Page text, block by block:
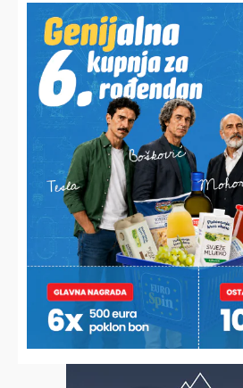
BRIGA O GRADSKOJ BAŠTINI
Esterova 19 pred otvorenjem,
poznate zgrade u centru
OD RADA I TRUDA OSTALE SU SAMO
Nitko ne želi otkupiti Josipovih
šećerca pa ih sada besplatno dijeli